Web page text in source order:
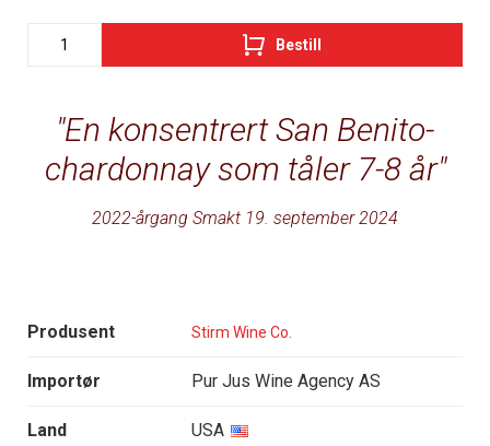
En konsentrert San Benito-
chardonnay som tåler 7-8 år
2022-årgang Smakt 19. september 2024
Produsent Stirm Wine Co.
Importør Pur Jus Wine Agency AS
Land USA
Bestill